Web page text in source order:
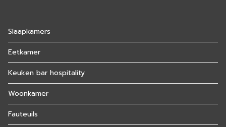
Slaapkamers
Eetkamer
Keuken bar hospitality
Woonkamer
Fauteuils